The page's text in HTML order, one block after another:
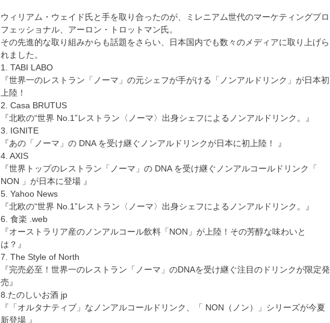
ウィリアム・ウェイド氏と手を取り合ったのが、ミレニアム世代のマーケティングプロ
フェッショナル、アーロン・トロットマン氏。
その先進的な取り組みからも話題をさらい、日本国内でも数々のメディアに取り上げら
れました。
1. TABI LABO
『世界一のレストラン「ノーマ」の元シェフが手がける「ノンアルドリンク」が日本初
上陸！
2. Casa BRUTUS
『北欧の“世界 No.1”レストラン〈ノーマ〉出身シェフによるノンアルドリンク。』
3. IGNITE
『あの「ノーマ」の DNA を受け継ぐノンアルドリンクが日本に初上陸！ 』
4. AXIS
『世界トップのレストラン「ノーマ」の DNA を受け継ぐノンアルコールドリンク「
NON 」が日本に登場 』
5. Yahoo News
『北欧の“世界 No.1”レストラン〈ノーマ〉出身シェフによるノンアルドリンク。』
6. 食楽 .web
『オーストラリア産のノンアルコール飲料「NON」が上陸！その芳醇な味わいと
は？』
7. The Style of North
『完売必至！世界一のレストラン「ノーマ」のDNAを受け継ぐ注目のドリンクが限定発
売』
8.たのしいお酒 jp
『「オルタナティブ」なノンアルコールドリンク、「 NON（ノン）」シリーズが今夏
新登場 』